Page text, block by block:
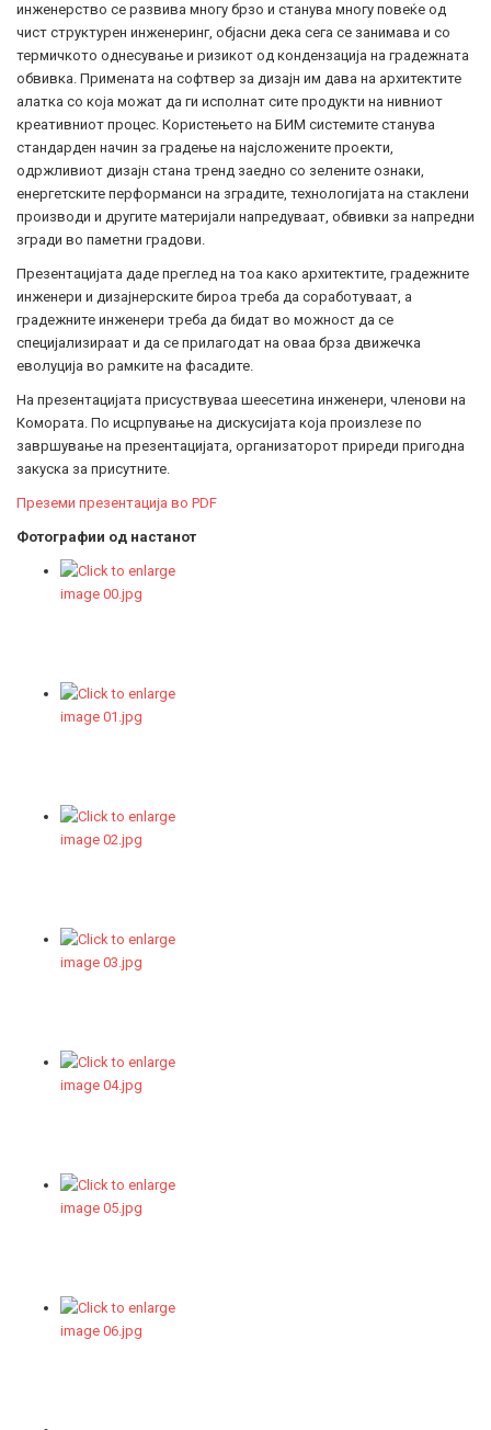
инженерство се развива многу брзо и станува многу повеќе од
чист структурен инженеринг, објасни дека сега се занимава и со
термичкото однесување и ризикот од кондензација на градежната
обвивка. Примената на софтвер за дизајн им дава на архитектите
алатка со која можат да ги исполнат сите продукти на нивниот
креативниот процес. Користењето на БИМ системите станува
стандарден начин за градење на најсложените проекти,
одржливиот дизајн стана тренд заедно со зелените ознаки,
енергетските перформанси на зградите, технологијата на стаклени
производи и другите материјали напредуваат, обвивки за напредни
згради во паметни градови.
Презентацијата даде преглед на тоа како архитектите, градежните
инженери и дизајнерските бироа треба да соработуваат, а
градежните инженери треба да бидат во можност да се
специјализираат и да се прилагодат на оваа брза движечка
еволуција во рамките на фасадите.
На презентацијата присуствуваа шеесетина инженери, членови на
Комората. По исцрпување на дискусијата која произлезе по
завршување на презентацијата, организаторот приреди пригодна
закуска за присутните.
Преземи презентација во PDF
Фотографии од настанот